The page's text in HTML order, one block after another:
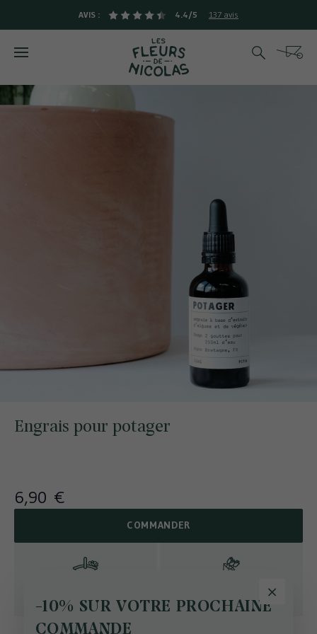
AVIS : 4.4/5 137 avis
Rechercher
Cart
Engrais pour potager
6,90 €
COMMANDER
exploitation
fleuriste
-10% SUR VOTRE PROCHAINE
COMMANDE